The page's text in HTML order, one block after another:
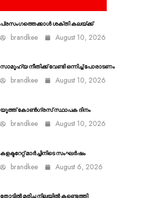
പ്രസംഗത്തെക്കാൾ ശക്തി കലയ്ക്ക്
brandkee August 10, 2026
സാമൂഹ്യ നീതിക്ക് വേണ്ടി ഒന്നിച്ച് പോരാടണം
brandkee August 10, 2026
യൂത്ത് കോൺഗ്രസ്‌ സ്ഥാപക ദിനം
brandkee August 10, 2026
കളക്ടറേറ്റ് മാർച്ചിനിടെ സംഘർഷം
brandkee August 6, 2026
തോട്ടിൽ മരിച്ച നിലയിൽ കണ്ടെത്തി